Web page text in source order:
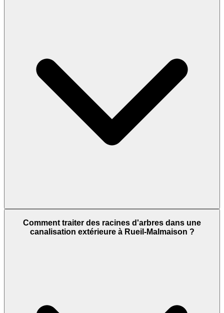
Comment traiter des racines d'arbres dans une
canalisation extérieure à Rueil-Malmaison ?